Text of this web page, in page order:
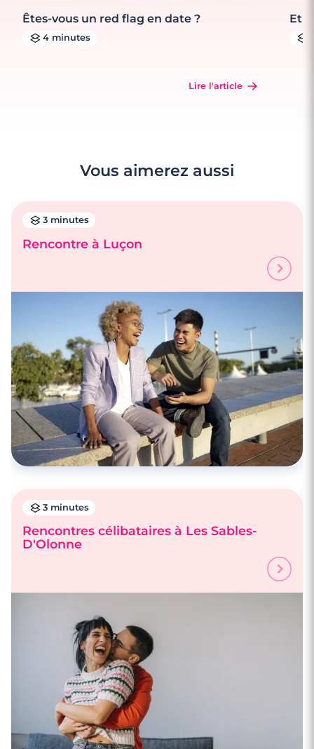
Êtes-vous un red flag en date ?
4 minutes
Lire l'article
Et
Vous aimerez aussi
3 minutes
Rencontre à Luçon
3 minutes
Rencontres célibataires à Les Sables-
D'Olonne